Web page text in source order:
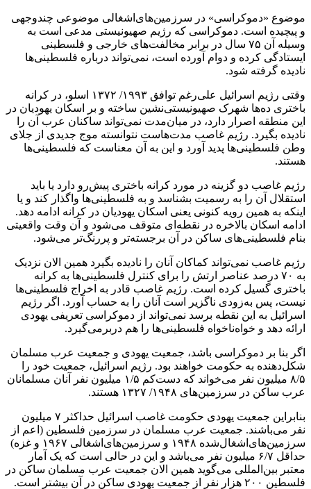
موضوع «دموکراسی» در سرزمین‌های‌اشغالی موضوعی چندوجهی
و پیچیده است. دموکراسی که رژیم صهیونیستی مدعی است به
وسیله آن ۷۵ سال در برابر مخالفت‌های خارجی و فلسطینی
ایستادگی کرده و دوام آورده است، نمی‌تواند درباره فلسطینی‌ها
نادیده گرفته شود.
وقتی رژیم اسرائیل علی‌رغم توافق ۱۹۹۳/ ۱۳۷۲ اسلو، در کرانه
باختری ده‌ها شهرک صهیونیستی‌نشین ساخته و بر اسکان یهودیان در
این منطقه اصرار دارد، در میان‌مدت نمی‌تواند ساکنان عرب آن را
نادیده بگیرد. رژیم غاصب مدت‌هاست نتوانسته موج جدیدی از جلای
وطن‌ فلسطینی‌ها پدید آورد و این به آن معناست که فلسطینی‌ها
هستند.
رژیم غاصب دو گزینه در مورد کرانه باختری پیش‌رو دارد یا باید
استقلال آن را به رسمیت بشناسد و به فلسطینی‌ها واگذار کند و یا
اینکه به همین رویه کنونی یعنی اسکان یهودیان در کرانه ادامه دهد.
ادامه اسکان بالاخره در نقطه‌ای متوقف می‌شود و آن وقت واقعیتی
بنام فلسطینی‌های ساکن در آن برجسته‌تر و پررنگ‌تر می‌شود.
رژیم غاصب نمی‌تواند کماکان آنان را نادیده بگیرد همین الان نزدیک
به ۷۰ درصد عناصر ارتش را برای کنترل فلسطینی‌ها به کرانه
باختری گسیل کرده است. رژیم غاصب قادر به اخراج فلسطینی‌ها
نیست، پس به‌زودی ناگزیر است آنان را به حساب آورد. اگر رژیم
اسرائیل به این نقطه برسد نمی‌تواند از دموکراسی تعریفی یهودی
ارائه دهد و خواه‌ناخواه فلسطینی‌ها را هم دربرمی‌گیرد.
اگر بنا بر دموکراسی باشد، جمعیت یهودی و جمعیت عرب مسلمان
شکل‌دهنده به حکومت خواهند بود. رژیم اسرائیل، جمعیت خود را
۸/۵ میلیون نفر می‌خواند که دست‌کم ۱/۵ میلیون نفر آنان مسلمانان
عرب ساکن در سرزمین‌های ۱۹۴۸/ ۱۳۲۷ هستند.
بنابراین جمعیت یهودی حکومت غاصب اسرائیل حداکثر ۷ میلیون
نفر می‌باشند. جمعیت عرب‌ مسلمان در سرزمین‌ فلسطین (اعم از
سرزمین‌های‌اشغال‌شده ۱۹۴۸ و سرزمین‌های‌اشغالی ۱۹۶۷ و غزه)
حداقل ۶/۷ میلیون نفر می‌باشد و این در حالی است که یک آمار
معتبر بین‌المللی می‌گوید همین الان جمعیت عرب مسلمان ساکن در
فلسطین ۲۰۰ هزار نفر از جمعیت یهودی ساکن در آن بیشتر است.